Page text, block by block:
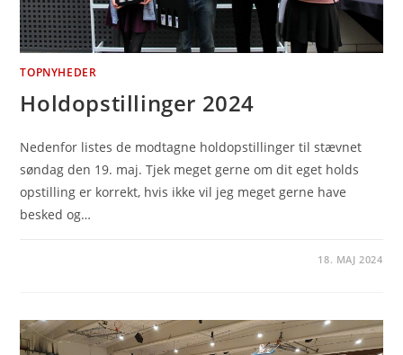
TOPNYHEDER
Holdopstillinger 2024
Nedenfor listes de modtagne holdopstillinger til stævnet
søndag den 19. maj. Tjek meget gerne om dit eget holds
opstilling er korrekt, hvis ikke vil jeg meget gerne have
besked og…
18. MAJ 2024